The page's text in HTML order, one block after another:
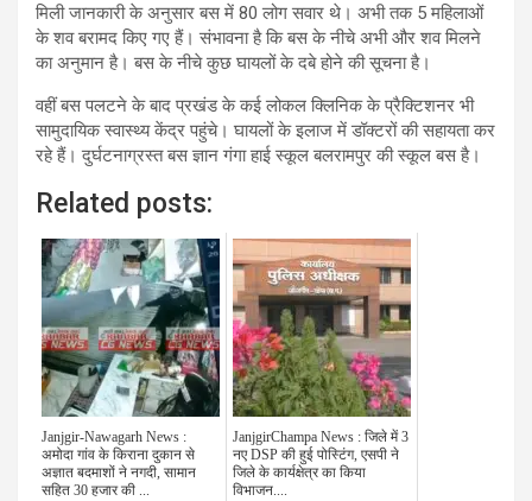
मिली जानकारी के अनुसार बस में 80 लोग सवार थे। अभी तक 5 महिलाओं
के शव बरामद किए गए हैं। संभावना है कि बस के नीचे अभी और शव मिलने
का अनुमान है। बस के नीचे कुछ घायलों के दबे होने की सूचना है।
वहीं बस पलटने के बाद प्रखंड के कई लोकल क्लिनिक के प्रैक्टिशनर भी
सामुदायिक स्वास्थ्य केंद्र पहुंचे। घायलों के इलाज में डॉक्टरों की सहायता कर
रहे हैं। दुर्घटनाग्रस्त बस ज्ञान गंगा हाई स्कूल बलरामपुर की स्कूल बस है।
Related posts:
Janjgir-Nawagarh News :
अमोदा गांव के किराना दुकान से
अज्ञात बदमाशों ने नगदी, सामान
सहित 30 हजार की ...
JanjgirChampa News : जिले में 3
नए DSP की हुई पोस्टिंग, एसपी ने
जिले के कार्यक्षेत्र का किया
विभाजन....